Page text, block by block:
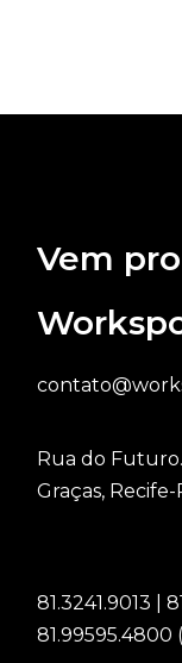
Vem pro
Rua do
Graças, Recife-
81.3241.9013 |
81.99595.4800